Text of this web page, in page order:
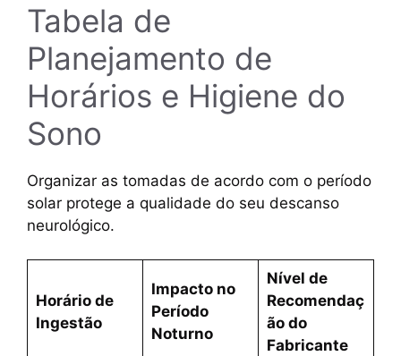
Tabela de
Planejamento de
Horários e Higiene do
Sono
Organizar as tomadas de acordo com o período
solar protege a qualidade do seu descanso
neurológico.
Horário de
Ingestão
Impacto no
Período
Noturno
Nível de
Recomendaç
ão do
Fabricante